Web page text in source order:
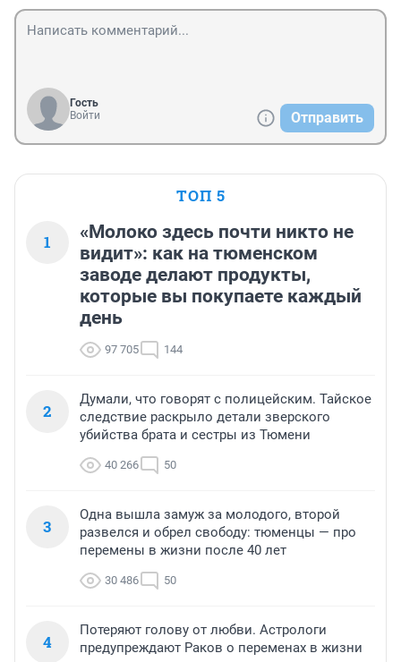
Гость
Войти
Отправить
ТОП 5
1
«Молоко здесь почти никто не
видит»: как на тюменском
заводе делают продукты,
которые вы покупаете каждый
день
97 705 144
2
Думали, что говорят с полицейским. Тайское
следствие раскрыло детали зверского
убийства брата и сестры из Тюмени
40 266 50
3
Одна вышла замуж за молодого, второй
развелся и обрел свободу: тюменцы — про
перемены в жизни после 40 лет
30 486 50
4
Потеряют голову от любви. Астрологи
предупреждают Раков о переменах в жизни